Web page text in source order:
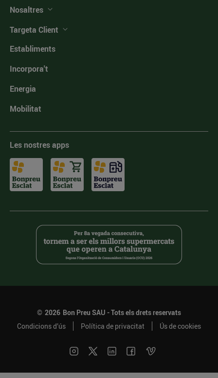
Nosaltres
Targeta Client
Establiments
Incorpora't
Energia
Mobilitat
Les nostres apps
© 2026 Bon Preu SAU - Tots els drets reservats
Condicions d’ús
Política de privacitat Ús de cookies